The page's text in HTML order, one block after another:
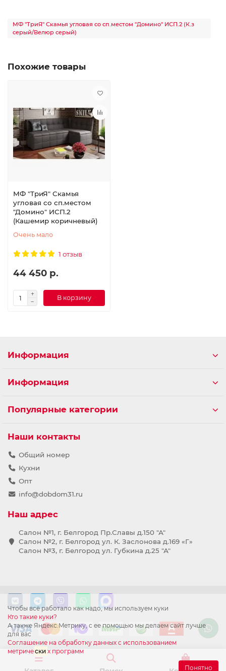
МФ "ТриЯ" Скамья угловая со сп.местом "Домино" ИСП.2 (К.з
серый/Велюр серый)
Похожие товары
МФ "ТриЯ" Скамья
угловая со сп.местом
"Домино" ИСП.2
(Кашемир коричневый)
Очень мало
1 отзыв
44 450 р.
В корзину
Чтобы всё работало как надо, мы используем куки
Кто такие куки?
А также Яндекс.Метрику, с ее помощью мы делаем сайт лучше
для вас
Соглашение на обработку данных с использованием
метрически х программ
Понятно
Информация
Информация
Популярные категории
Наши контакты
Общий номер
Кухни
Опт
info@dobdom31.ru
Наш адрес
Салон №1, г. Белгород Пр.Славы д.150 "А"
Салон №2, г. Белгород ул. К. Заслонова д.169 «Г»
Салон №3, г. Белгород ул. Губкина д.25 "А"